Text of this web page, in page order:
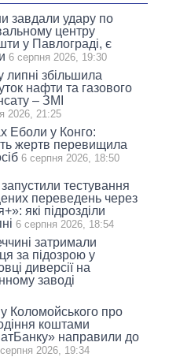
завдали удару по
центру
у Павлограді, є
6 серпня 2026, 19:30
липні збільшила
нафти та газового
– ЗМІ
2026, 21:25
Еболи у Конго:
жертв перевищила
6 серпня 2026, 18:50
тестування
переведень через
які підрозділи
6 серпня 2026, 18:54
затримали
за підозрою у
диверсії на
заводі
Коломойського про
коштами
направили до
2026, 19:34